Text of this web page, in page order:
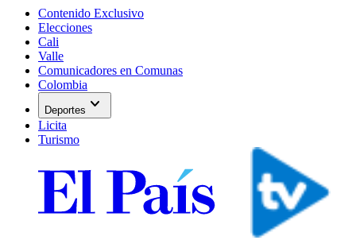
Contenido Exclusivo
Elecciones
Cali
Valle
Comunicadores en Comunas
Colombia
Deportes expand_more
Licita
Turismo